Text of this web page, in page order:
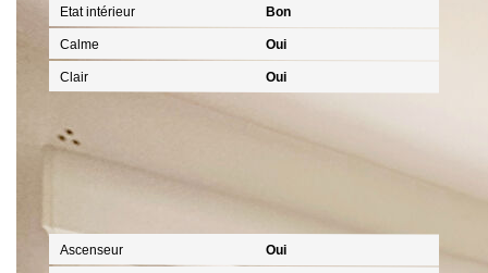
Etat intérieur Bon
Calme Oui
Clair Oui
Ascenseur Oui